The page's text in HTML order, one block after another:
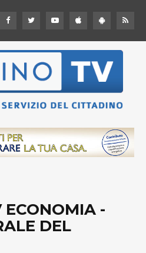
-
DEL